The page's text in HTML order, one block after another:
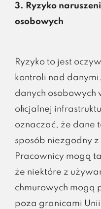
3. Ryzyko
osobowych
Ryzyko to jest
kontroli nad
danych osobowych
oficjalnej
oznaczać, że dane
sposób niezgodny
Pracownicy mogą
że niektóre z
chmurowych mogą
poza granicami